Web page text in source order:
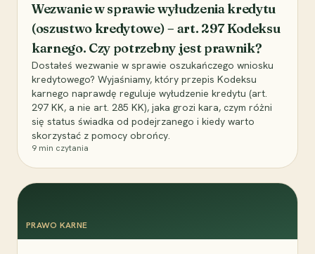
Wezwanie w sprawie wyłudzenia kredytu
(oszustwo kredytowe) – art. 297 Kodeksu
karnego. Czy potrzebny jest prawnik?
Dostałeś wezwanie w sprawie oszukańczego wniosku
kredytowego? Wyjaśniamy, który przepis Kodeksu
karnego naprawdę reguluje wyłudzenie kredytu (art.
297 KK, a nie art. 285 KK), jaka grozi kara, czym różni
się status świadka od podejrzanego i kiedy warto
skorzystać z pomocy obrońcy.
9 min czytania
PRAWO KARNE